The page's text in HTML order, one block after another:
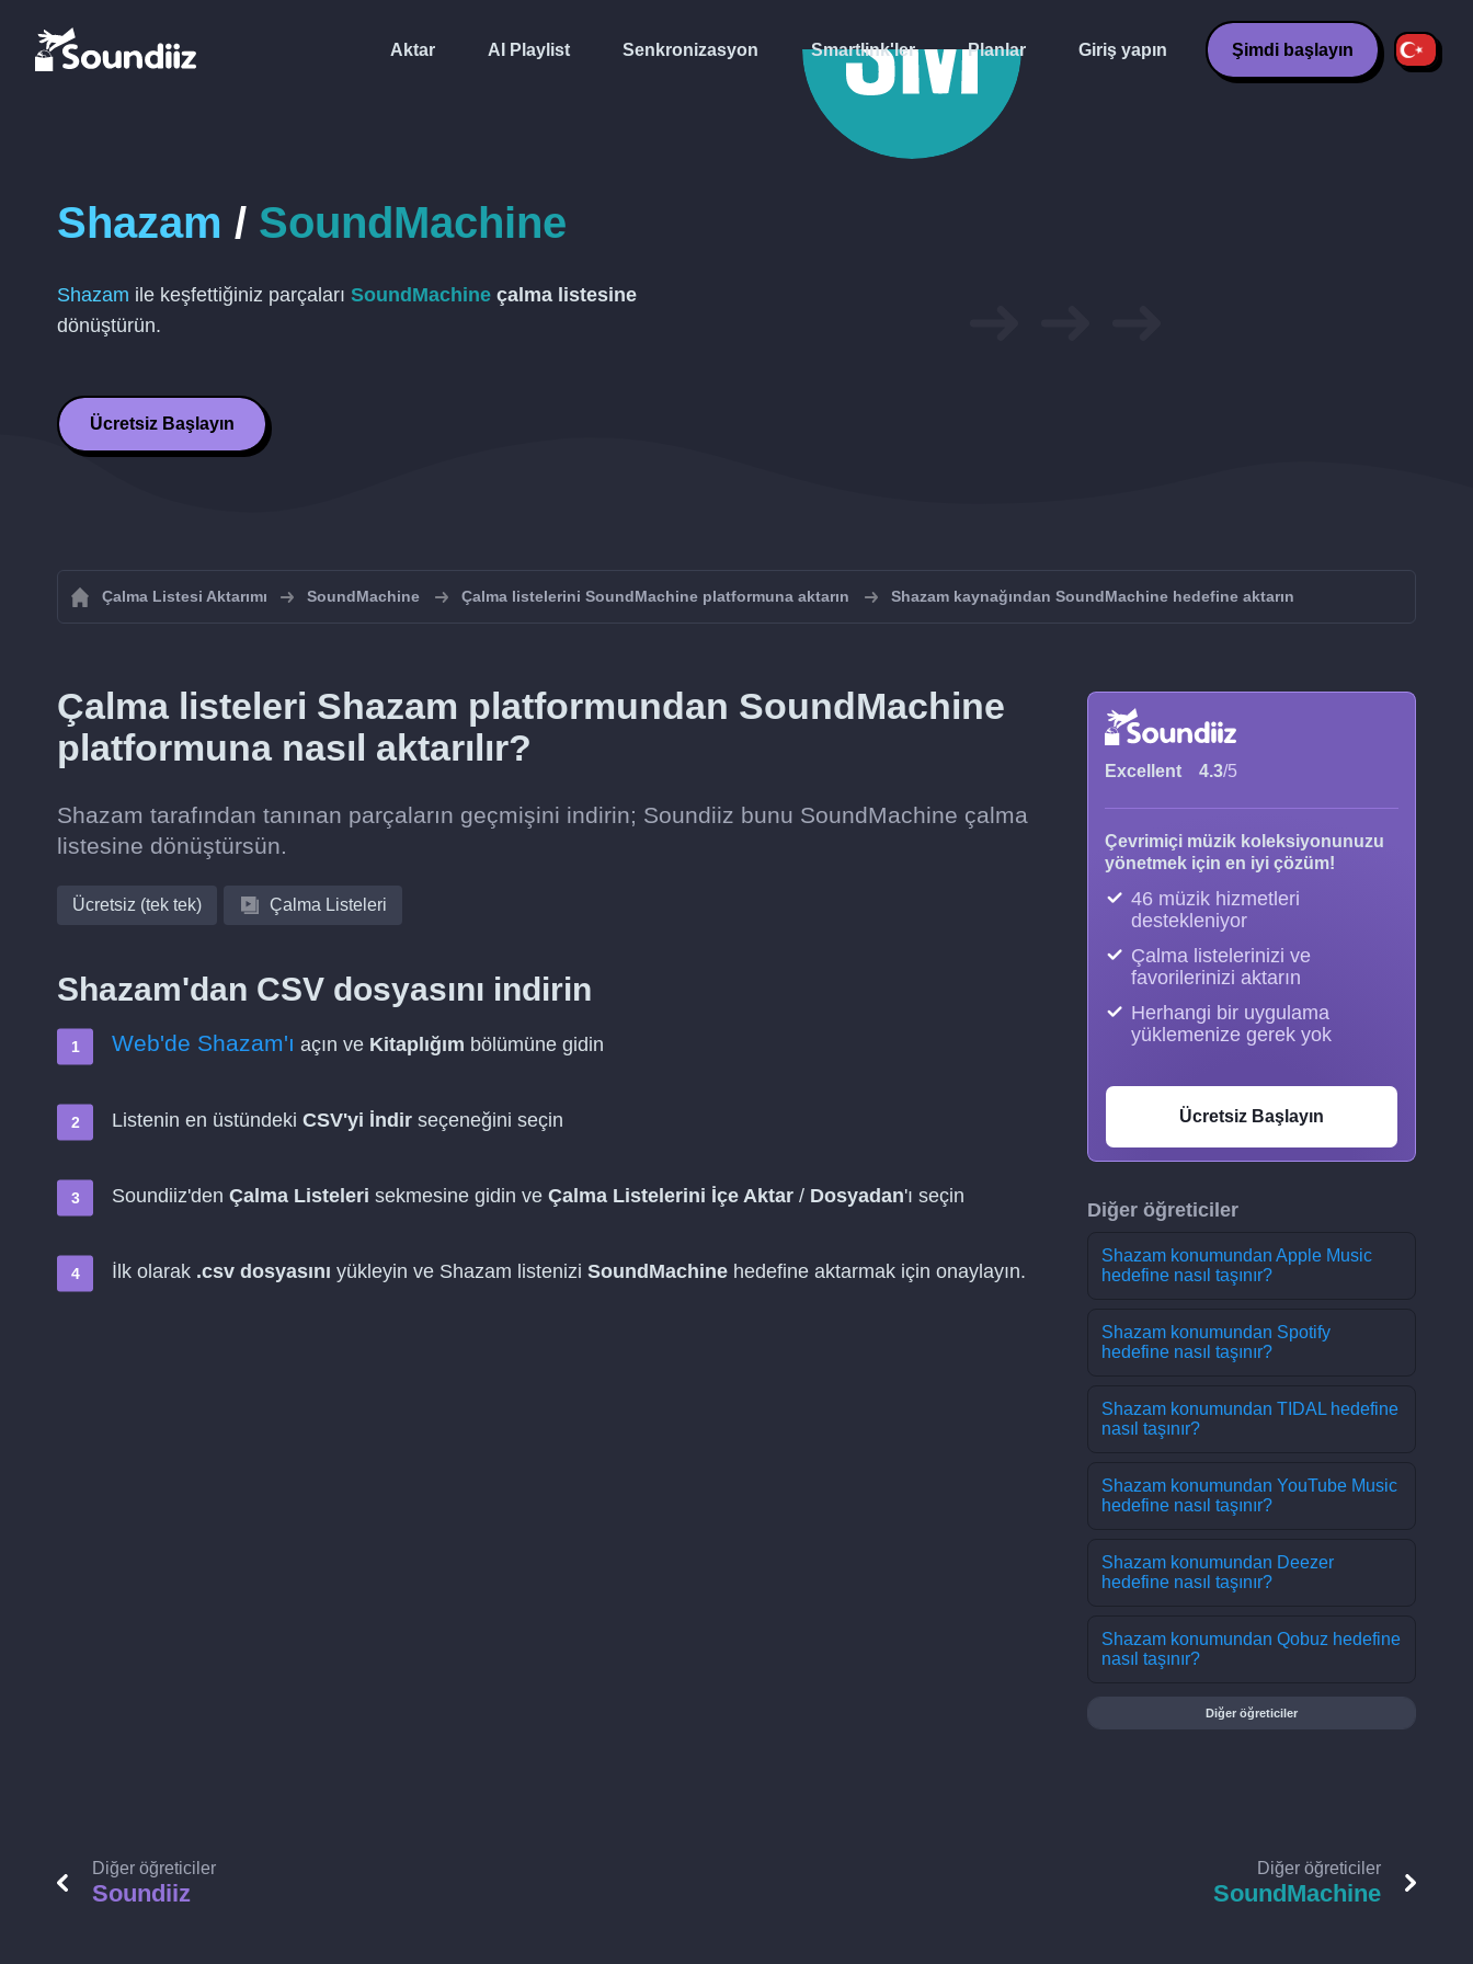
Aktar AI Playlist Senkronizasyon Smartlink'ler Planlar Giriş yapın Şimdi başlayın
Shazam / SoundMachine
Shazam ile keşfettiğiniz parçaları SoundMachine çalma listesine
dönüştürün.
Ücretsiz Başlayın
Çalma Listesi Aktarımı SoundMachine Çalma listelerini SoundMachine platformuna aktarın Shazam kaynağından SoundMachine hedefine aktarın
Çalma listeleri Shazam platformundan SoundMachine
platformuna nasıl aktarılır?
Shazam tarafından tanınan parçaların geçmişini indirin; Soundiiz bunu SoundMachine çalma
listesine dönüştürsün.
Ücretsiz (tek tek) Çalma Listeleri
Shazam'dan CSV dosyasını indirin
Web'de Shazam'ı açın ve Kitaplığım bölümüne gidin
Listenin en üstündeki CSV'yi İndir seçeneğini seçin
Soundiiz'den Çalma Listeleri sekmesine gidin ve Çalma Listelerini İçe Aktar / Dosyadan'ı seçin
İlk olarak .csv dosyasını yükleyin ve Shazam listenizi SoundMachine hedefine aktarmak için onaylayın.
Excellent 4.3/5
Çevrimiçi müzik koleksiyonunuzu
yönetmek için en iyi çözüm!
46 müzik hizmetleri
destekleniyor
Çalma listelerinizi ve
favorilerinizi aktarın
Herhangi bir uygulama
yüklemenize gerek yok
Ücretsiz Başlayın
Diğer öğreticiler
Shazam konumundan Apple Music
hedefine nasıl taşınır?
Shazam konumundan Spotify
hedefine nasıl taşınır?
Shazam konumundan TIDAL hedefine
nasıl taşınır?
Shazam konumundan YouTube Music
hedefine nasıl taşınır?
Shazam konumundan Deezer
hedefine nasıl taşınır?
Shazam konumundan Qobuz hedefine
nasıl taşınır?
Diğer öğreticiler
Diğer öğreticiler
Soundiiz
Diğer öğreticiler
SoundMachine